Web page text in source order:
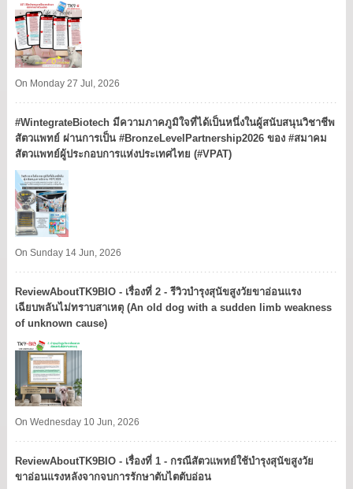
On Monday 27 Jul, 2026
#WintegrateBiotech มีความภาคภูมิใจที่ได้เป็นหนึ่งในผู้สนับสนุนวิชาชีพ
สัตวแพทย์ ผ่านการเป็น #BronzeLevelPartnership2026 ของ #สมาคม
สัตวแพทย์ผู้ประกอบการแห่งประเทศไทย (#VPAT)
On Sunday 14 Jun, 2026
ReviewAboutTK9BIO - เรื่องที่ 2 - รีวิวบำรุงสุนัขสูงวัยขาอ่อนแรง
เฉียบพลันไม่ทราบสาเหตุ (An old dog with a sudden limb weakness
of unknown cause)
On Wednesday 10 Jun, 2026
ReviewAboutTK9BIO - เรื่องที่ 1 - กรณีสัตวแพทย์ใช้บำรุงสุนัขสูงวัย
ขาอ่อนแรงหลังจากจบการรักษาตับไตตับอ่อน